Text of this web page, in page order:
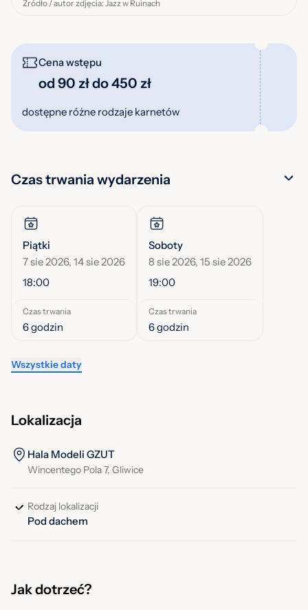
Źródło / autor zdjęcia: Jazz w Ruinach
Cena wstępu
od 90 zł do 450 zł
dostępne różne rodzaje karnetów
Czas trwania wydarzenia
Piątki
7 sie 2026, 14 sie 2026
18:00
Czas trwania
6 godzin
Soboty
8 sie 2026, 15 sie 2026
19:00
Czas trwania
6 godzin
Wszystkie daty
Lokalizacja
Hala Modeli GZUT
Wincentego Pola 7, Gliwice
Rodzaj lokalizacji
Pod dachem
Jak dotrzeć?